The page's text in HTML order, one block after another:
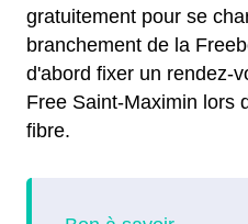
gratuitement pour se
branchement de la
d'abord fixer un rendez-
Free Saint-Maximin lors
fibre.